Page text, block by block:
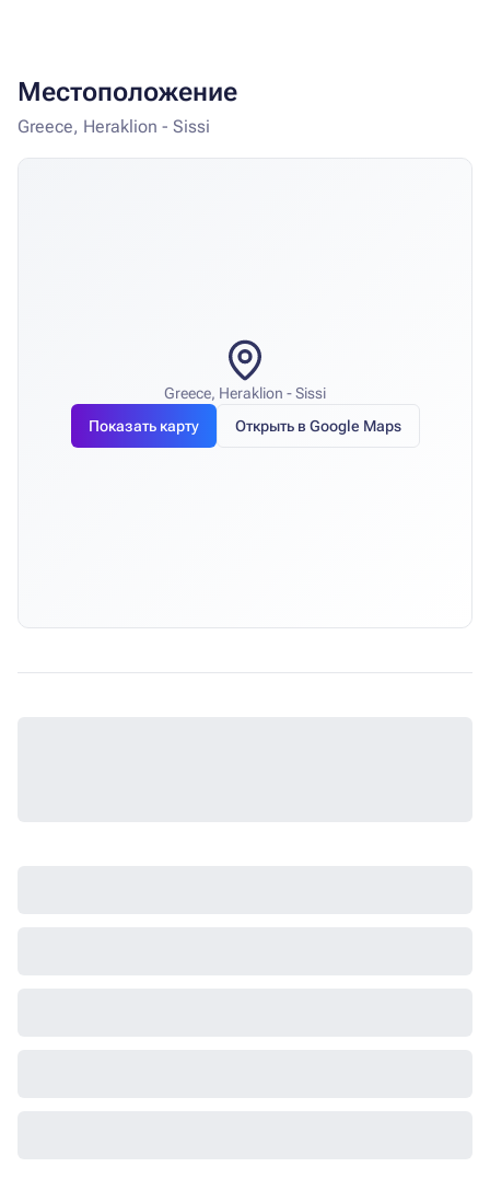
Местоположение
Greece, Heraklion - Sissi
Greece, Heraklion - Sissi
Показать карту
Открыть в Google Maps